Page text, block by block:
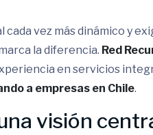
cada vez más dinámico y
la diferencia. Red
en servicios
a empresas en Chile.
visión